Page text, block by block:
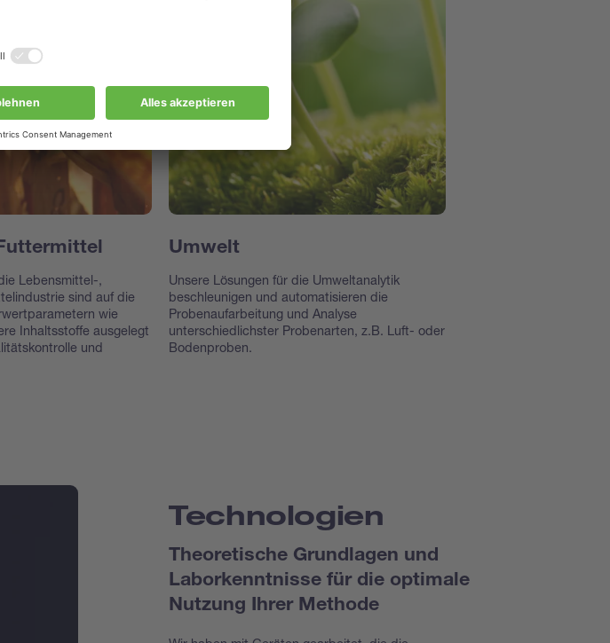
Lebensmittel-,
sind auf die
wie
Inhaltsstoffe ausgelegt
und
Umwelt
Unsere Lösungen für die Umweltanalytik
beschleunigen und automatisieren die
Probenaufarbeitung und Analyse
unterschiedlichster Probenarten, z.B. Luft- oder
Bodenproben.
Technologien
Theoretische Grundlagen und
Laborkenntnisse für die optimale
Nutzung Ihrer Methode